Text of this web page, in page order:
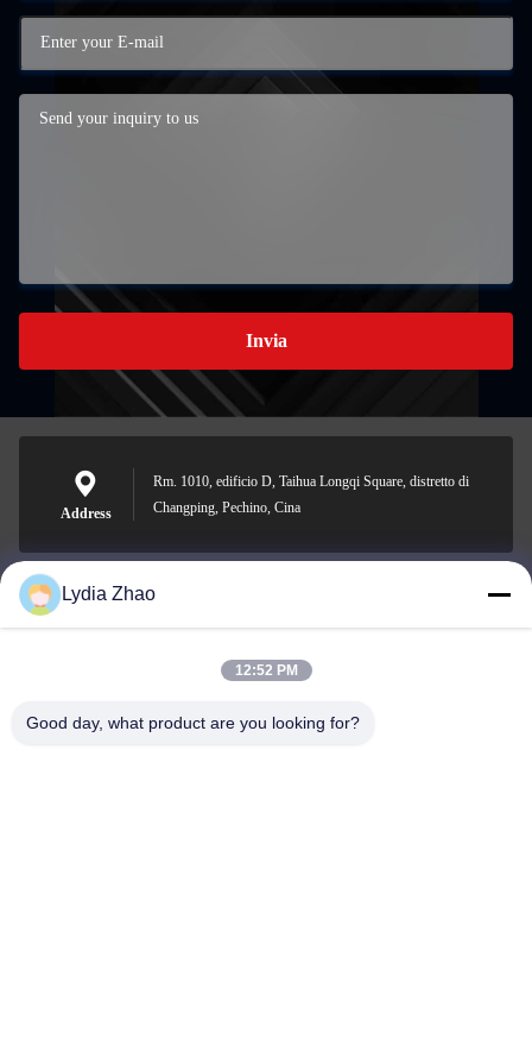
Invia
Address
Rm. 1010, edificio D, Taihua Longqi Square, distretto di
Changping, Pechino, Cina
jesingd@vip.sina.com
Lydia Zhao
12:52 PM
Good day, what product are you looking for?